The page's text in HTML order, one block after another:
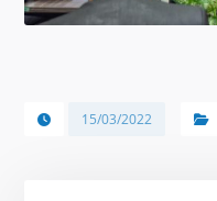
15/03/2022